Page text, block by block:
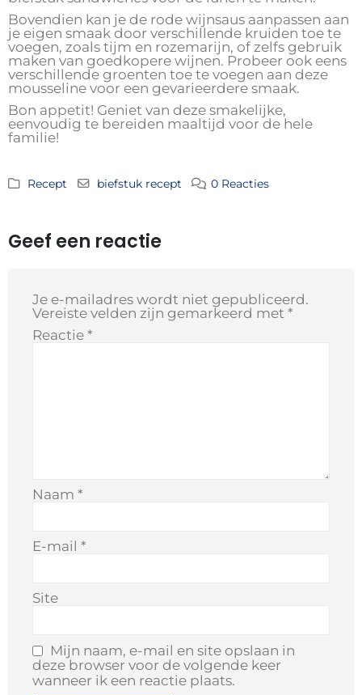
Bovendien kan je de rode wijnsaus aanpassen aan
je eigen smaak door verschillende kruiden toe te
voegen, zoals tijm en rozemarijn, of zelfs gebruik
maken van goedkopere wijnen. Probeer ook eens
verschillende groenten toe te voegen aan deze
mousseline voor een gevarieerdere smaak.
Bon appetit! Geniet van deze smakelijke,
eenvoudig te bereiden maaltijd voor de hele
familie!
Recept biefstuk recept 0 Reacties
Geef een reactie
Je e-mailadres wordt niet gepubliceerd.
Vereiste velden zijn gemarkeerd met *
Reactie *
Naam *
E-mail *
Site
Mijn naam, e-mail en site opslaan in
deze browser voor de volgende keer
wanneer ik een reactie plaats.